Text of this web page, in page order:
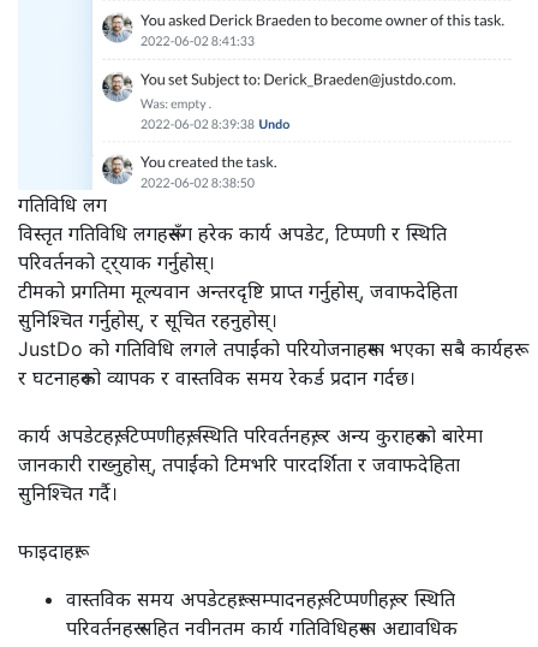
गतिविधि लग
विस्तृत गतिविधि लगहरूसँग हरेक कार्य अपडेट, टिप्पणी र स्थिति
परिवर्तनको ट्र्याक गर्नुहोस्।
टीमको प्रगतिमा मूल्यवान अन्तरदृष्टि प्राप्त गर्नुहोस्, जवाफदेहिता
सुनिश्चित गर्नुहोस्, र सूचित रहनुहोस्।
JustDo को गतिविधि लगले तपाईंको परियोजनाहरूमा भएका सबै कार्यहरू
र घटनाहरूको व्यापक र वास्तविक समय रेकर्ड प्रदान गर्दछ।
कार्य अपडेटहरू, टिप्पणीहरू, स्थिति परिवर्तनहरू, र अन्य कुराहरूको बारेमा
जानकारी राख्नुहोस्, तपाईंको टिमभरि पारदर्शिता र जवाफदेहिता
सुनिश्चित गर्दै।
फाइदाहरू:
वास्तविक समय अपडेटहरू: सम्पादनहरू, टिप्पणीहरू, र स्थिति
परिवर्तनहरू सहित नवीनतम कार्य गतिविधिहरूमा अद्यावधिक